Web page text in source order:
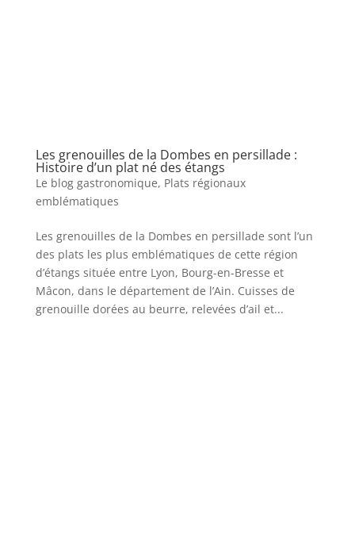
Les grenouilles de la Dombes en persillade :
Histoire d’un plat né des étangs
Le blog gastronomique, Plats régionaux
emblématiques
Les grenouilles de la Dombes en persillade sont l’un
des plats les plus emblématiques de cette région
d’étangs située entre Lyon, Bourg-en-Bresse et
Mâcon, dans le département de l’Ain. Cuisses de
grenouille dorées au beurre, relevées d’ail et...